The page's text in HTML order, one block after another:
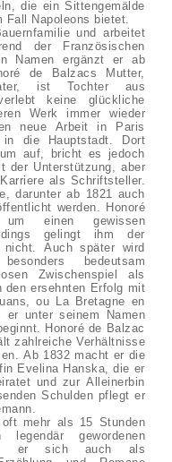
die ein Sittengemälde
Fall Napoleons bietet.
und arbeitet
der Französischen
Namen ergänzt er ab
de Balzacs Mutter,
ist Tochter aus
keine glückliche
Werk immer wieder
neue Arbeit in Paris
die Hauptstadt. Dort
auf, bricht es jedoch
der Unterstützung, aber
als Schriftsteller.
darunter ab 1821 auch
werden. Honoré
einen gewissen
gelingt ihm der
nicht. Auch später wird
bedeutsam
Zwischenspiel als
den ersehnten Erfolg mit
ou La Bretagne en
unter seinem Namen
Honoré de Balzac
zahlreiche Verhältnisse
Ab 1832 macht er die
Evelina Hanska, die er
und zur Alleinerbin
Schulden pflegt er
mehr als 15 Stunden
gewordenen
er sich auch als